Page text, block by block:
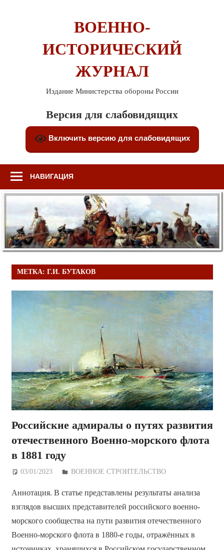
ВОЕННО-
ИСТОРИЧЕСКИЙ
ЖУРНАЛ
Издание Министерства обороны России
Версия для слабовидящих
Включить версию для слабовидящих
НАВИГАЦИЯ
МЕТКА: Г.И. БУТАКОВ
Российские адмиралы о путях развития
отечественного Военно-морского флота
в 1881 году
03/01/2023 Дежурный по Редакции
ВОЕННОЕ СТРОИТЕЛЬСТВО
Аннотация. В статье представлены результаты анализа
взглядов высших представителей российского военно-
морского сообщества на пути развития отечественного
Военно-морского флота в 1880-е годы, отражённых в